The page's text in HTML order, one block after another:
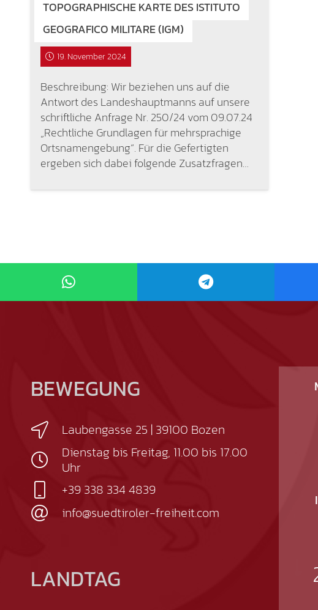
TOPOGRAPHISCHE KARTE DES ISTITUTO
GEOGRAFICO MILITARE (IGM)
19. November 2024
Beschreibung: Wir beziehen uns auf die
Antwort des Landeshauptmanns auf unsere
schriftliche Anfrage Nr. 250/24 vom 09.07.24
„Rechtliche Grundlagen für mehrsprachige
Ortsnamengebung“. Für die Gefertigten
ergeben sich dabei folgende Zusatzfragen…
BEWEGUNG
Laubengasse 25 | 39100 Bozen
Dienstag bis Freitag, 11.00 bis 17.00
Uhr
+39 338 334 4839
info@suedtiroler-freiheit.com
LANDTAG